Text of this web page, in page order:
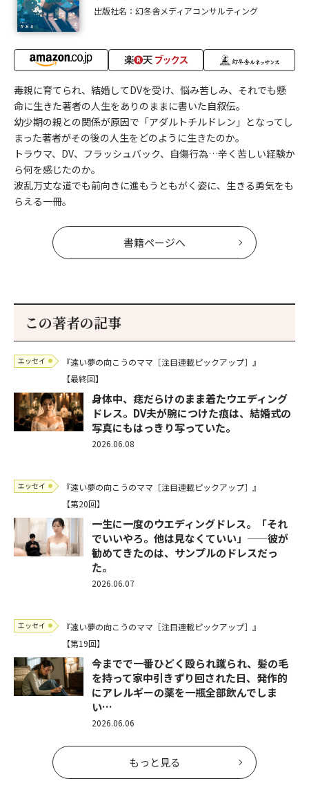
出版社名：幻冬舎メディアコンサルティング
毒親に育てられ、結婚してDVを受け、悩み苦しみ、それでも懸
命に生きた著者の人生をありのままに書いた自叙伝。
幼少期の親との関係が原因で「アダルトチルドレン」となってし
まった著者がその後の人生をどのように生きたのか。
トラウマ、DV、フラッシュバック、自傷行為…辛く苦しい経験か
ら何を感じたのか。
波乱万丈な道でも前向きに進もうともがく姿に、生きる勇気をも
らえる一冊。
書籍ページへ
この著者の記事
エッセイ
『遠い夢の向こうのママ［注目連載ピックアップ］』
【最終回】
身体中、痣だらけのまま着たウエディング
ドレス。DV夫が腕につけた痕は、結婚式の
写真にもはっきり写っていた。
2026.06.08
エッセイ
『遠い夢の向こうのママ［注目連載ピックアップ］』
【第20回】
一生に一度のウエディングドレス。「それ
でいいやろ。他は見なくていい」——彼が
勧めてきたのは、サンプルのドレスだっ
た。
2026.06.07
エッセイ
『遠い夢の向こうのママ［注目連載ピックアップ］』
【第19回】
今までで一番ひどく殴られ蹴られ、髪の毛
を持って家中引きずり回された日、発作的
にアレルギーの薬を一瓶全部飲んでしま
い…
2026.06.06
もっと見る